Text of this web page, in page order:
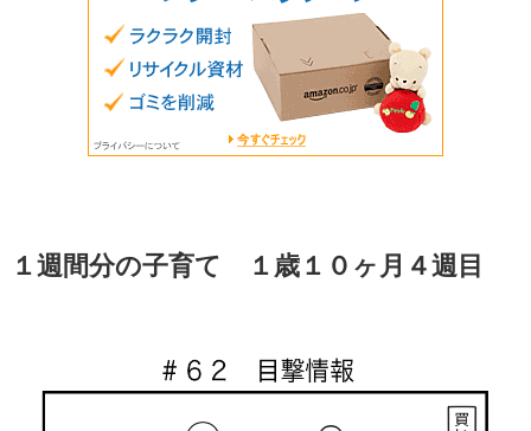
１週間分の子育て １歳１０ヶ月４週目